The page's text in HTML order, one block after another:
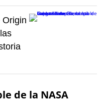
Origin
de la NASA